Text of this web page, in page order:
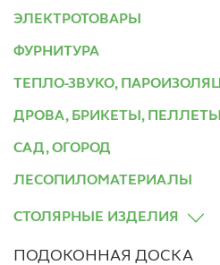
ЭЛЕКТРОТОВАРЫ
ФУРНИТУРА
ТЕПЛО-ЗВУКО,
ДРОВА, БРИКЕТЫ,
САД, ОГОРОД
ЛЕСОПИЛОМАТЕРИАЛЫ
СТОЛЯРНЫЕ ИЗДЕЛИЯ
ПОДОКОННАЯ ДОСКА